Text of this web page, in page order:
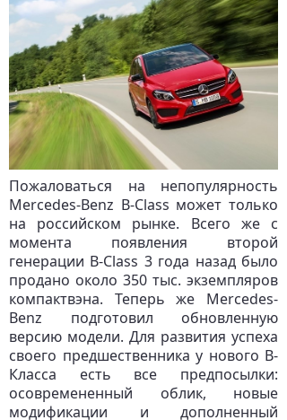
Пожаловаться на непопулярность
Mercedes-Benz B-Class может только
на российском рынке. Всего же с
момента появления второй
генерации B-Class 3 года назад было
продано около 350 тыс. экземпляров
компактвэна. Теперь же Mercedes-
Benz подготовил обновленную
версию модели. Для развития успеха
своего предшественника у нового B-
Класса есть все предпосылки:
осовремененный облик, новые
модификации и дополненный